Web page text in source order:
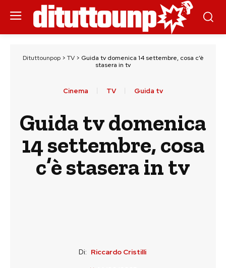
Dituttounpop> TV> Guida tv domenica 14 settembre, cosa c’è
stasera in tv
Cinema TV Guida tv
Guida tv domenica
14 settembre, cosa
c’è stasera in tv
Di: Riccardo Cristilli